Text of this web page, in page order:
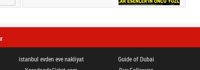
istanbul evden eve nakliyat
Guide of Dubai